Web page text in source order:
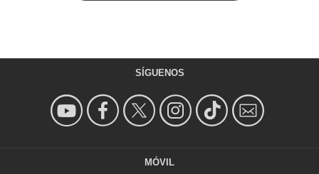
SÍGUENOS
MÓVIL